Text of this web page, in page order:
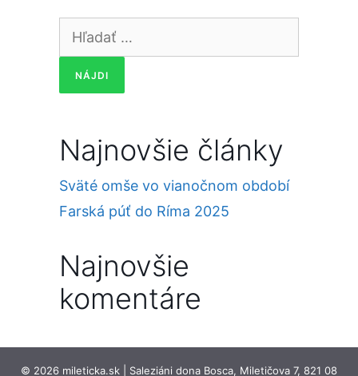
Hľadať:
Najnovšie články
Sväté omše vo vianočnom období
Farská púť do Ríma 2025
Najnovšie
komentáre
© 2026 mileticka.sk | Saleziáni dona Bosca, Miletičova 7, 821 08